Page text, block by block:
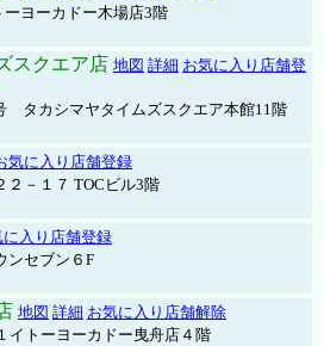
ヨーカドー木場店3階
スクエア店 地図 詳細 お気に入り店舗登
タカシマヤタイムズスクエア本館11階
気に入り店舗登録
２－１７ TOCビル3階
に入り店舗登録
セブン６F
地図 詳細 お気に入り店舗解除
イトーヨーカドー曳舟店４階